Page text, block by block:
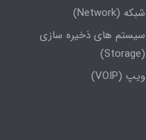
شبکه (Network)
سیستم های ذخیره سازی
(Storage)
ویپ (VOIP)